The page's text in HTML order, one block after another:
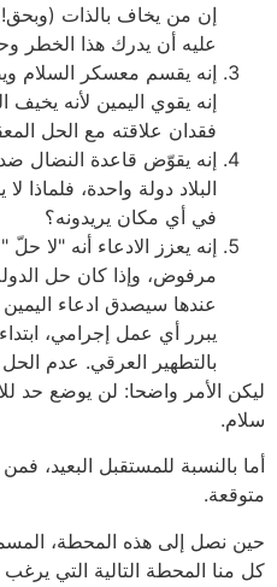
إن من يخاف بالذات
عليه أن يدرك هذا الخطر
إنه يقسم معسكر السلام
إنه يقوي اليمين لأنه يخيف
فقدان علاقته مع الحل
إنه يقوّض قاعدة النضال
البلاد دولة واحدة، فلماذا
في أي مكان يريدونه؟
إنه يعزز الادعاء أنه "لا حلّ
مرفوض، وإذا كان حل الدولة
عندها سيصدق ادعاء اليمين
يبرر أي عمل إجرامي، ابتداء
بالتطهير العرقي. عدم الحل
ليكن الأمر واضحا: لن يوضع حد
سلام.
أما بالنسبة للمستقبل البعيد،
متوقعة.
حين نصل إلى هذه المحطة،
كل منا المحطة التالية التي